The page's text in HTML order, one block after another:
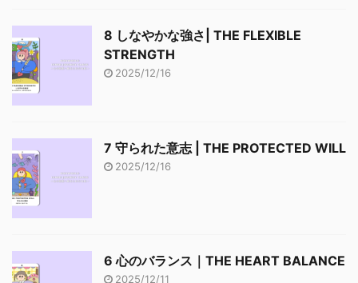
8 しなやかな強さ| THE FLEXIBLE
STRENGTH
2025/12/16
7 守られた意志 | THE PROTECTED WILL
2025/12/16
6 心のバランス｜THE HEART BALANCE
2025/12/11